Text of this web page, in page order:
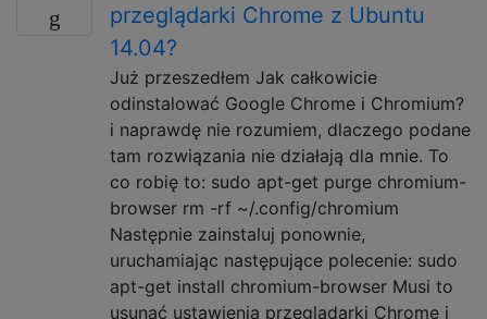
przeglądarki Chrome z Ubuntu
14.04?
Już przeszedłem Jak całkowicie
odinstalować Google Chrome i Chromium?
i naprawdę nie rozumiem, dlaczego podane
tam rozwiązania nie działają dla mnie. To
co robię to: sudo apt-get purge chromium-
browser rm -rf ~/.config/chromium
Następnie zainstaluj ponownie,
uruchamiając następujące polecenie: sudo
apt-get install chromium-browser Musi to
usunąć ustawienia przeglądarki Chrome i